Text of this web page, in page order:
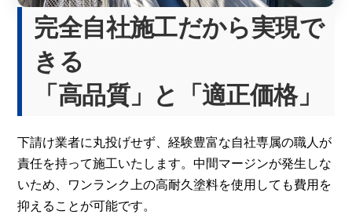
完全自社施工だから実現で
きる
「高品質」と「適正価格」
下請け業者に丸投げせず、経験豊富な自社専属の職人が
責任を持って施工いたします。中間マージンが発生しな
いため、ワンランク上の高耐久塗料を使用しても費用を
抑えることが可能です。